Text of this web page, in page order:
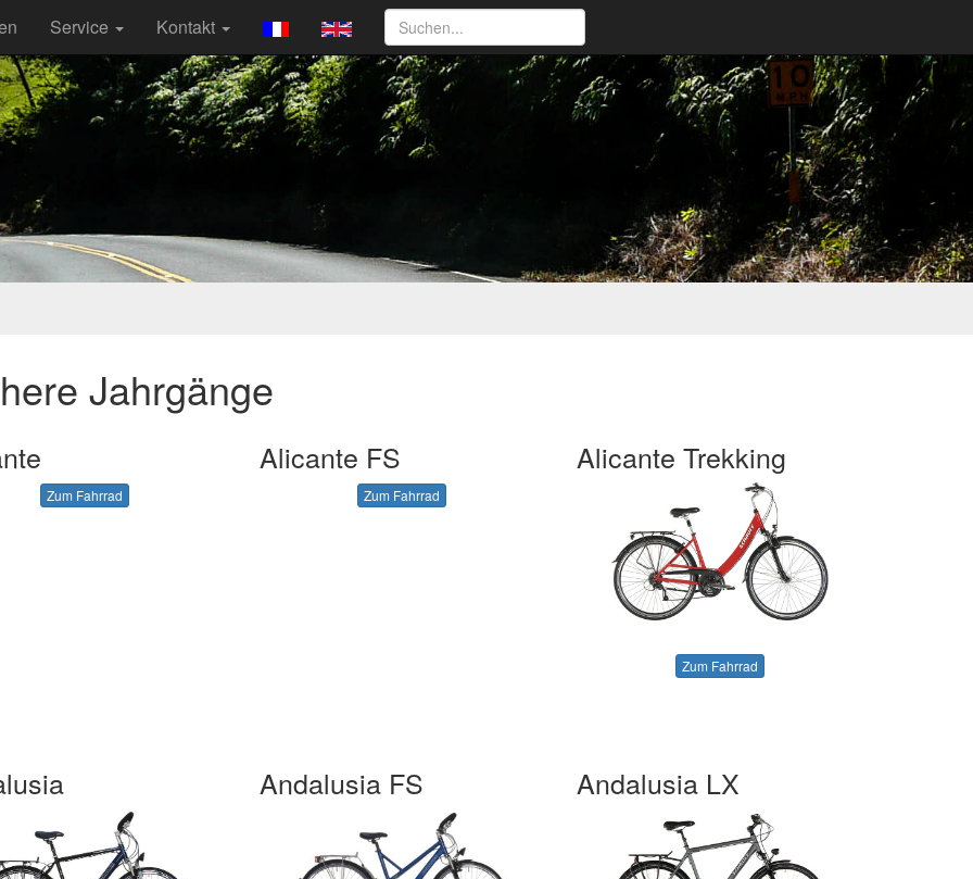
Service Kontakt
Jahrgänge
Zum Fahrrad
Alicante FS
Zum Fahrrad
Alicante Trekking
Zum Fahrrad
Andalusia FS Andalusia LX